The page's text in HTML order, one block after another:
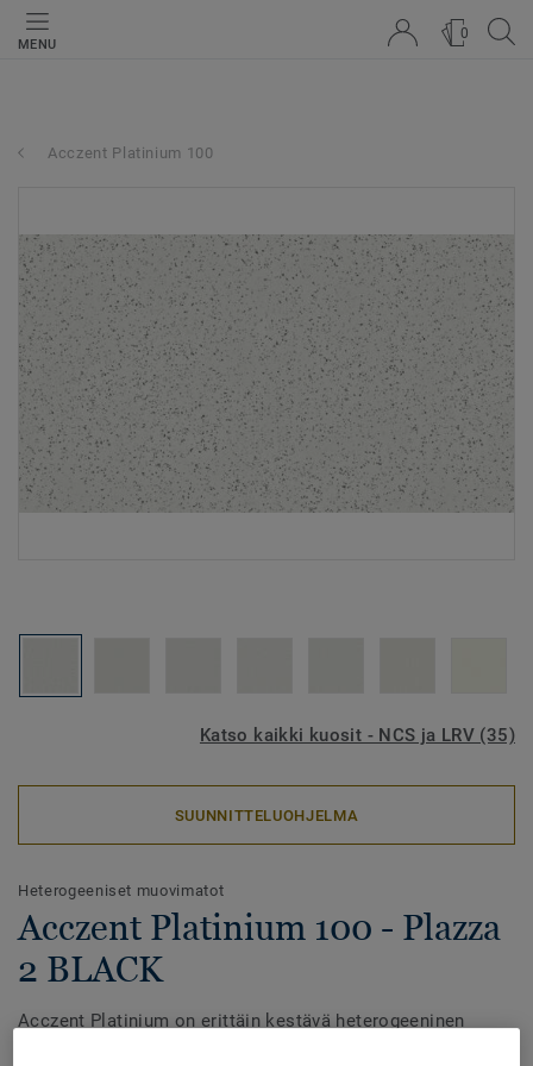
MENU
0
Acczent Platinium 100
Katso kaikki kuosit - NCS ja LRV (35)
SUUNNITTELUOHJELMA
Heterogeeniset muovimatot
Acczent Platinium 100 - Plazza
2 BLACK
Acczent Platinium on erittäin kestävä heterogeeninen